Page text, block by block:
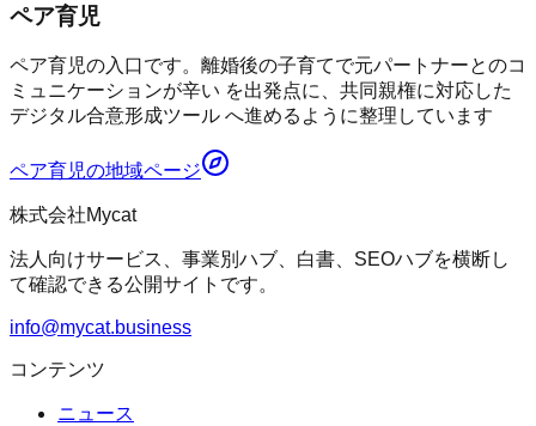
ペア育児
ペア育児の入口です。離婚後の子育てで元パートナーとのコ
ミュニケーションが辛い を出発点に、共同親権に対応した
デジタル合意形成ツール へ進めるように整理しています
ペア育児の地域ページ
株式会社Mycat
法人向けサービス、事業別ハブ、白書、SEOハブを横断し
て確認できる公開サイトです。
info@mycat.business
コンテンツ
ニュース